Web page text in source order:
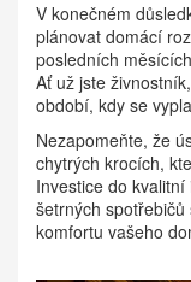
V konečném
plánovat domácí
posledních
Ať už jste
období, kdy se
Nezapomeňte, že
chytrých krocích,
Investice do
šetrných
komfortu vašeho